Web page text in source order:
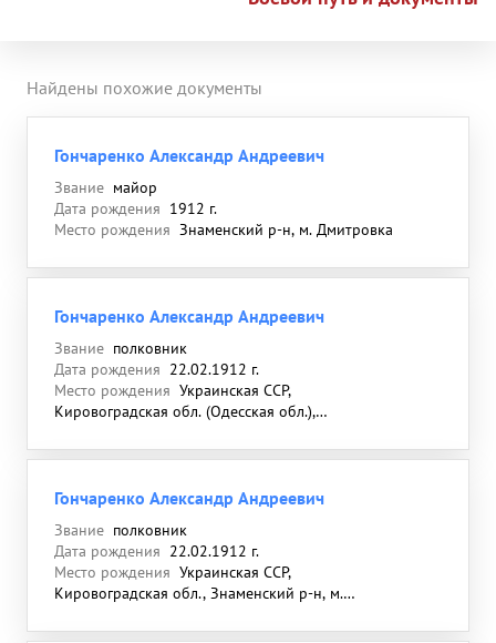
Найдены похожие документы
Гончаренко Александр Андреевич
Звание майор
Дата рождения 1912 г.
Место рождения Знаменский р-н, м. Дмитровка
Гончаренко Александр Андреевич
Звание полковник
Дата рождения 22.02.1912 г.
Место рождения Украинская ССР,
Кировоградская обл. (Одесская обл.),
Дмитровка)
Гончаренко Александр Андреевич
Звание полковник
Дата рождения 22.02.1912 г.
Место рождения Украинская ССР,
Кировоградская обл., Знаменский р-н, м.